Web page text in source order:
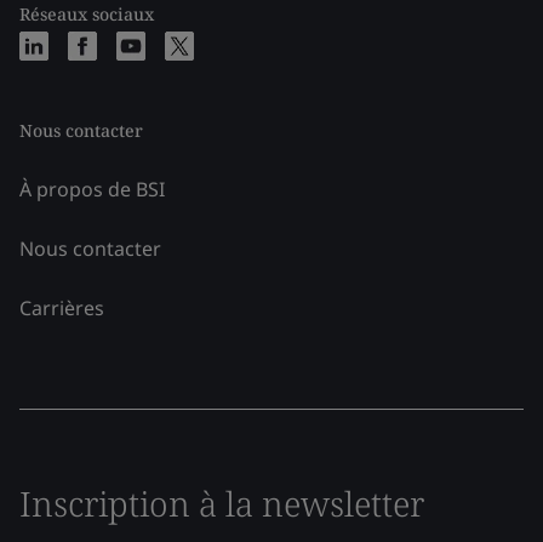
Réseaux sociaux
Nous contacter
À propos de BSI
Nous contacter
Carrières
Inscription à la newsletter